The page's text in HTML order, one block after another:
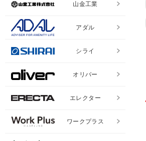
山金工業
アダル
シライ
オリバー
エレクター
ワークプラス